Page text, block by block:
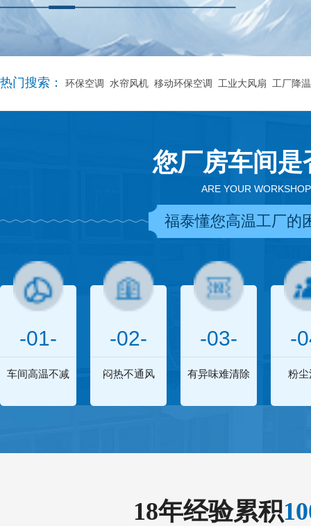
热门搜索： 环保空调 水帘风机 移动环保空调 工业大风扇 工厂降温
您厂房车间
ARE YOUR
福泰懂您高温工厂的
-01-
车间高温不减
-02-
闷热不通风
-03-
有异味难清除
-
粉尘
18年经验累积